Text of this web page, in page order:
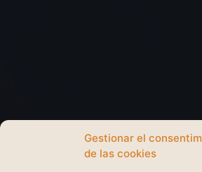
Gestionar el
de las cookies